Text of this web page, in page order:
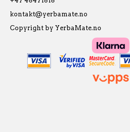
kontakt@yerbamate.no
Copyright by YerbaMate.no